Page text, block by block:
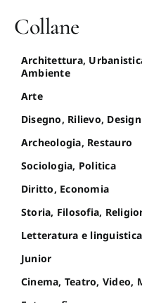
Collane
Architettura,
Ambiente
Arte
Disegno, Rilievo, Design
Archeologia, Restauro
Sociologia, Politica
Diritto, Economia
Storia, Filosofia,
Letteratura e linguistica
Junior
Cinema, Teatro, Video,